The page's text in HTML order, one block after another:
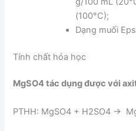
(100°C);
Dạng muối
Tính chất hóa học
MgSO4 tác dụng được với
PTHH: MgSO4 + H2SO4 →